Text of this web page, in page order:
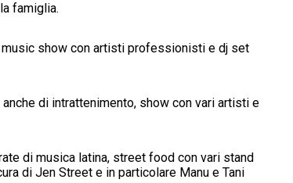
famiglia.
show con artisti professionisti e dj set
di intrattenimento, show con vari artisti e
di musica latina, street food con vari stand
di Jen Street e in particolare Manu e Tani